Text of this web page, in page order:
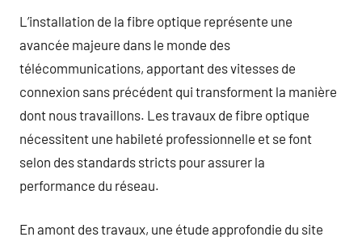
L’installation de la fibre optique représente une
avancée majeure dans le monde des
télécommunications, apportant des vitesses de
connexion sans précédent qui transforment la manière
dont nous travaillons. Les travaux de fibre optique
nécessitent une habileté professionnelle et se font
selon des standards stricts pour assurer la
performance du réseau.
En amont des travaux, une étude approfondie du site